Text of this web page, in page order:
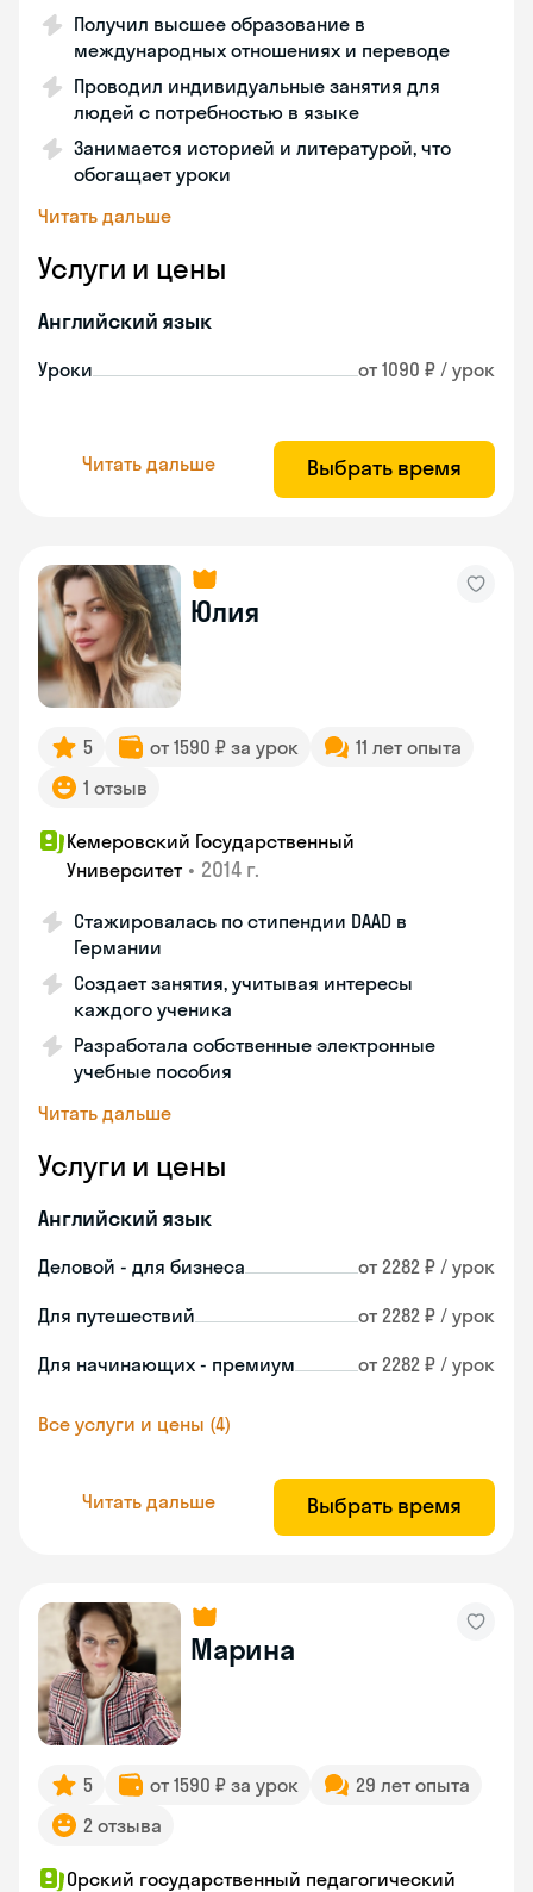
Получил высшее образование в
международных отношениях и переводе
Проводил индивидуальные занятия для
людей с потребностью в языке
Занимается историей и литературой, что
обогащает уроки
Читать дальше
Услуги и цены
Английский язык
Уроки от 1090 ₽ / урок
Читать дальше Выбрать время
Юлия
5 от 1590 ₽ за урок
11 лет опыта
1 отзыв
Кемеровский Государственный
Университет • 2014 г.
Стажировалась по стипендии DAAD в
Германии
Создает занятия, учитывая интересы
каждого ученика
Разработала собственные электронные
учебные пособия
Читать дальше
Услуги и цены
Английский язык
Деловой - для бизнеса от 2282 ₽ / урок
Для путешествий от 2282 ₽ / урок
Для начинающих - премиум от 2282 ₽ / урок
Все услуги и цены (4)
Читать дальше Выбрать время
Марина
5 от 1590 ₽ за урок
29 лет опыта
2 отзыва
Орский государственный педагогический